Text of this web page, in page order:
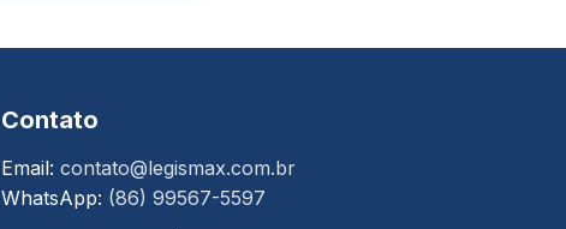
Contato
Email: contato@legismax.com.br
WhatsApp: (86) 99567-5597